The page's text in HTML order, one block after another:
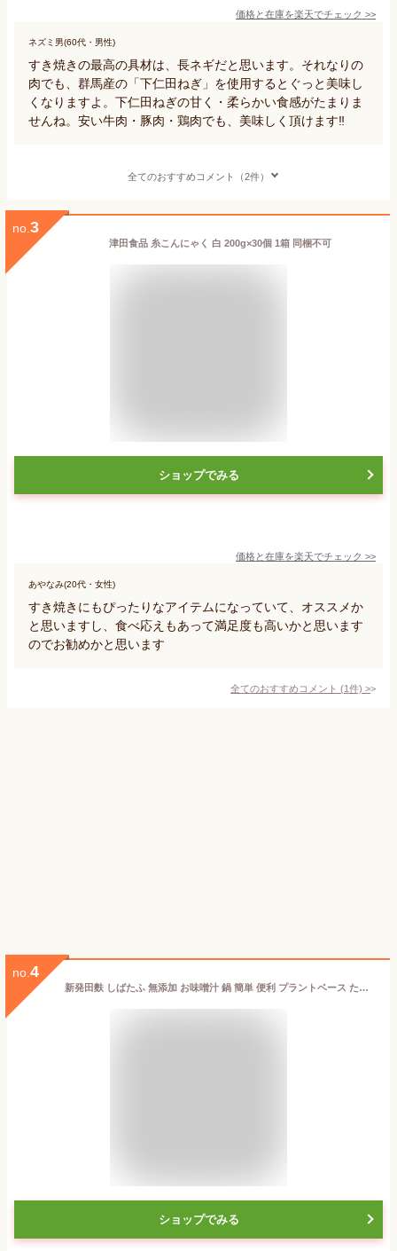
価格と在庫を楽天でチェック >>
ネズミ男(60代・男性)
すき焼きの最高の具材は、長ネギだと思います。それなりの
肉でも、群馬産の「下仁田ねぎ」を使用するとぐっと美味し
くなりますよ。下仁田ねぎの甘く・柔らかい食感がたまりま
せんね。安い牛肉・豚肉・鶏肉でも、美味しく頂けます‼️
全てのおすすめコメント（2件）
no. 3
津田食品 糸こんにゃく 白 200g×30個 1箱 同梱不可
ショップでみる
価格と在庫を楽天でチェック >>
あやなみ(20代・女性)
すき焼きにもぴったりなアイテムになっていて、オススメか
と思いますし、食べ応えもあって満足度も高いかと思います
のでお勧めかと思います
全てのおすすめコメント (1件) >
no. 4
新発田麩 しばたふ 無添加 お味噌汁 鍋 簡単 便利 プラントベース たんぱく質 新潟 ヘルシー 健康 離乳食 介護食 すき焼き 味噌汁 お麩 低カロリー 低脂質 和食 常備食 簡単調理 高たんぱく 糖質制限 低糖質 ベジタリアン マクロビ 麩
ショップでみる